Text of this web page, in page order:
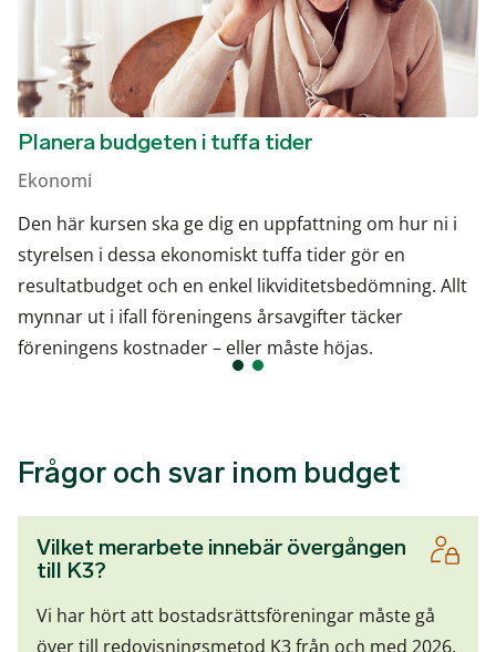
Planera budgeten i tuffa tider
Ekonomi
Den här kursen ska ge dig en uppfattning om hur ni i
styrelsen i dessa ekonomiskt tuffa tider gör en
resultatbudget och en enkel likviditetsbedömning. Allt
mynnar ut i ifall föreningens årsavgifter täcker
föreningens kostnader – eller måste höjas.
Frågor och svar inom budget
Vilket merarbete innebär övergången
till K3?
Vi har hört att bostadsrättsföreningar måste gå
över till redovisningsmetod K3 från och med 2026.